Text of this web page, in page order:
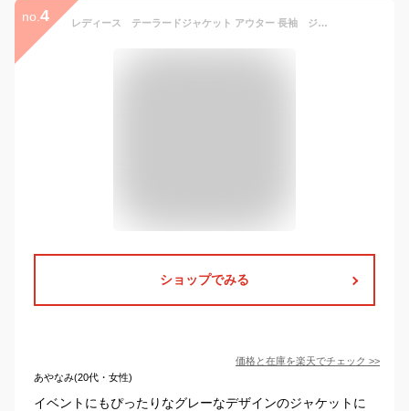
no. 4 レディース テーラードジャケット アウター 長袖 ジャケット テーラード 無地 シンプル スウェット 上着 春 夏 秋 冬 シルエット 卒業式 フォーマル お宮参り 結婚式 OL 通勤 ビジネス キャリア 就活 事務服 オフィス リクルート
ショップでみる
価格と在庫を楽天でチェック >>
あやなみ(20代・女性)
イベントにもぴったりなグレーなデザインのジャケットに